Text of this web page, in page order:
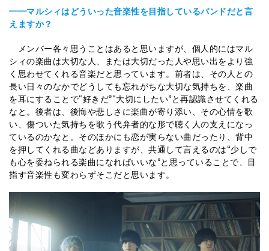
━━マルシィはどういった音楽性を目指しているバンドだと言
えますか？
メンバー各々思うことはあると思いますが、個人的にはマル
シィの楽曲は大切な人、または大切だった人や思い出をより強
く思わせてくれる音楽だと思っています。前者は、その人との
長い日々のなかでどうしても忘れがちな大切な気持ちを、楽曲
を耳にすることで“好きだ”“大切にしたい”と再認識させてくれる
なと。後者は、後悔や悲しさに楽曲が寄り添い、その心情を歌
い、傷ついた気持ちを歌う代弁者的な形で聴く人の支えになっ
ているのかなと。そのほかにも恋が実らない曲だったり、背中
を押してくれる曲などありますが、共通して言えるのは“少しで
も心を委ねられる楽曲になればいいな”と思っていることで、目
指す音楽性も変わらずそこだと思います。